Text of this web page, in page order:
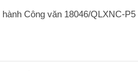
Công văn 18046/QLXNC-P5